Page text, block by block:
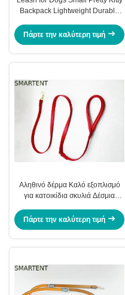
Backpack Lightweight Durable
Outdoor Activities
Πάρτε την καλύτερη τιμή
Αληθινό δέρμα Καλό εξοπλισμό
για κατοικίδια σκυλιά Δέσμια
ανθεκτικό κομψό άνετο σχεδιασμό
για καθημερινότητα
Πάρτε την καλύτερη τιμή